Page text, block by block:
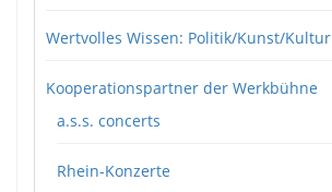
Wertvolles Wissen: Politik/Kunst/Kultur
Kooperationspartner der Werkbühne
a.s.s. concerts
Rhein-Konzerte